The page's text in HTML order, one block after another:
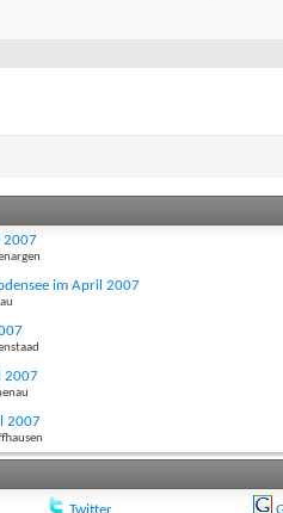
2007
im April 2007
2007
2007